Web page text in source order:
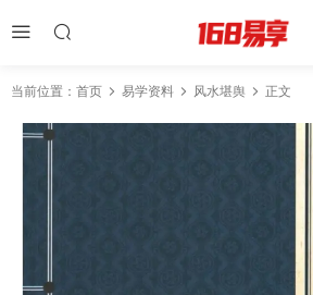
当前位置： 首页 易学资料 风水堪舆 正文